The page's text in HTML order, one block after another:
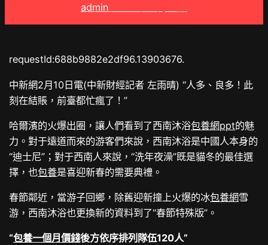
admin
requestId:688b9882e2df96.13903676.
中新網2月10日電(中新財經記者 左雨晴) “人多、良多！此
刻在結賬，前臺都忙瘋了！”
哈爾濱的火爆出圈，讓人們看到了西南沐浴包養網ppt的魅
力。對于遠道而來的游客們來說，西南沐浴是中國人本身的
“迪士尼”；對于西南人來說，“洗年夜澡”既是貓冬的最佳選
擇，也包養是喜迎新春的需要典禮。
春節鄰近，當游子回鄉，除舊迎新撞上火爆的冰包養網雪
游，西南沐浴也更換新的資料到了“春節特殊版”。
“包養一個月價錢後方依序排列隊伍120人”